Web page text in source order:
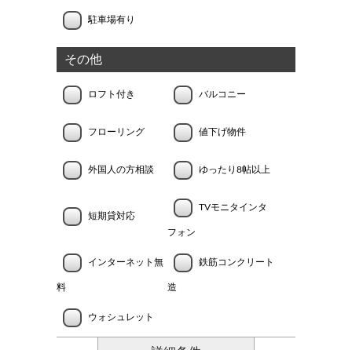
駐車場有り
その他
ロフト付き バルコニー
フローリング 値下げ物件
外国人の方相談 ゆったり8帖以上
短期貸対応
TVモニタインタ
フォン
インターネット無
料
鉄筋コンクリート
造
ウォシュレット